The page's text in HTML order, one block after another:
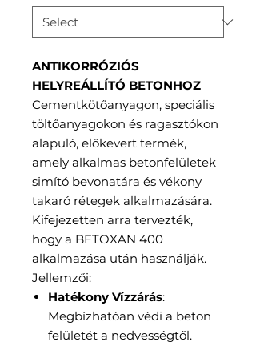
ANTIKORRÓZIÓS
HELYREÁLLÍTÓ BETONHOZ
Cementkötőanyagon, speciális
töltőanyagokon és ragasztókon
alapuló, előkevert termék,
amely alkalmas betonfelületek
simító bevonatára és vékony
takaró rétegek alkalmazására.
Kifejezetten arra tervezték,
hogy a BETOXAN 400
alkalmazása után használják.
Jellemzői:
Hatékony Vízzárás:
Megbízhatóan védi a beton
felületét a nedvességtől.